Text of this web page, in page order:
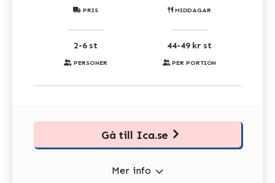
PRIS MIDDAGAR
PERSONER
2-6 st
PER PORTION
44-49 kr st
Mer info
Gå till Ica.se